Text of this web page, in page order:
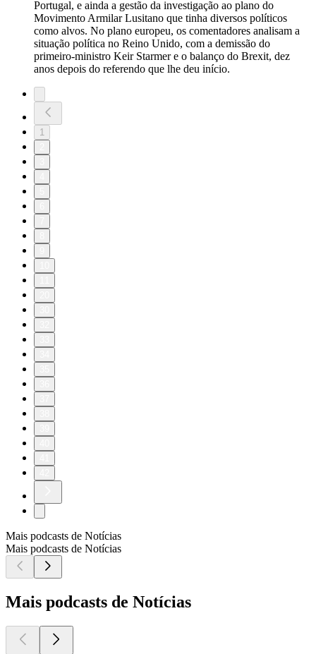
Portugal, e ainda a gestão da investigação ao plano do
Movimento Armilar Lusitano que tinha diversos políticos
como alvos. No plano europeu, os comentadores analisam a
situação política no Reino Unido, com a demissão do
primeiro-ministro Keir Starmer e o balanço do Brexit, dez
anos depois do referendo que lhe deu início.
1
Mais podcasts de Notícias
Mais podcasts de Notícias
Mais podcasts de Notícias